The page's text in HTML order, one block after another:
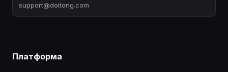
support@doitong.com
Платформа